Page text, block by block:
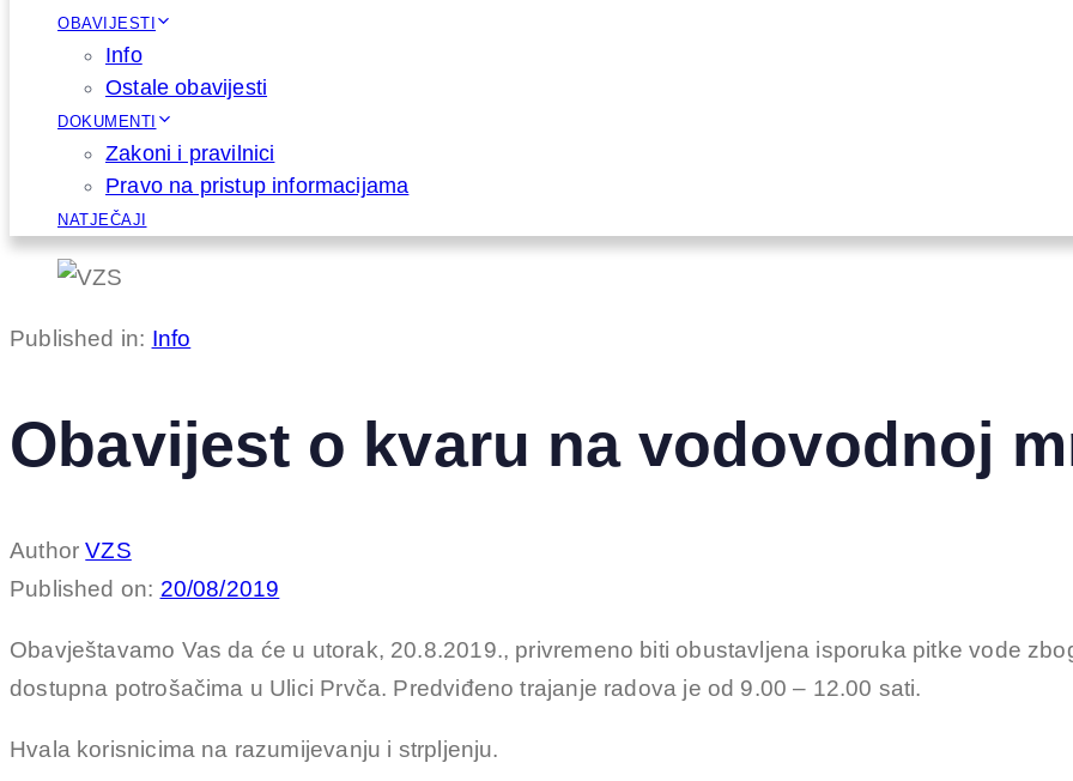
OBAVIJESTI
Info
Ostale obavijesti
DOKUMENTI
Zakoni i pravilnici
Pravo na pristup informacijama
NATJEČAJI
Published in: Info
Obavijest o kvaru na vodovodnoj
Author VZS
Published on: 20/08/2019
Obavještavamo Vas da će u utorak, 20.8.2019., privremeno biti obustavljena isporuka pitke vode
dostupna potrošačima u Ulici Prvča. Predviđeno trajanje radova je od 9.00 – 12.00 sati.
Hvala korisnicima na razumijevanju i strpljenju.